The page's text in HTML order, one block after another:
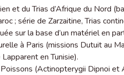
et du Trias d’Afrique du Nord
; série de Zarzaitine, Trias
sur la base d’un matériel en
à Paris (missions Dutuit au
en Tunisie).
(Actinopterygii Dipnoi et